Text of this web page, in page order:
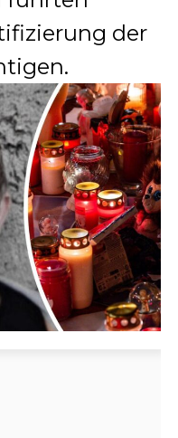
der